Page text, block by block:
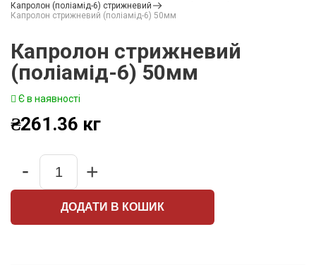
Капролон (поліамід-6) стрижневий
Капролон стрижневий (поліамід-6) 50мм
Капролон стрижневий
(поліамід-6) 50мм
Є в наявності
₴261.36 кг
Quantity
- +
ДОДАТИ В КОШИК